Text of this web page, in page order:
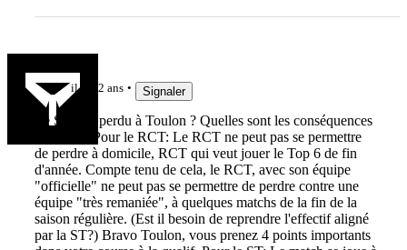
il y a 2 ans Signaler
Le Stade a perdu à Toulon ? Quelles sont les conséquences
? Aucune Pour le RCT: Le RCT ne peut pas se permettre
de perdre à domicile, RCT qui veut jouer le Top 6 de fin
d'année. Compte tenu de cela, le RCT, avec son équipe
"officielle" ne peut pas se permettre de perdre contre une
équipe "très remaniée", à quelques matchs de la fin de la
saison régulière. (Est il besoin de reprendre l'effectif aligné
par la ST?) Bravo Toulon, vous prenez 4 points importants